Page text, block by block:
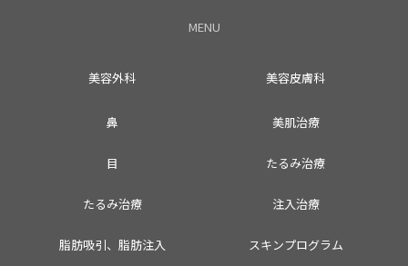
MENU
美容外科
鼻
目
たるみ治療
脂肪吸引、脂肪注入
美容皮膚科
美肌治療
たるみ治療
注入治療
スキンプログラム